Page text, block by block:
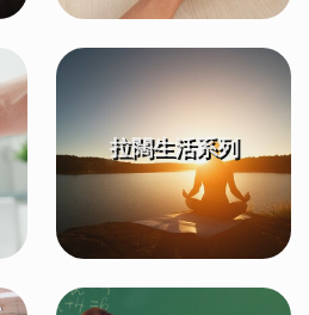
拉闊生活系列